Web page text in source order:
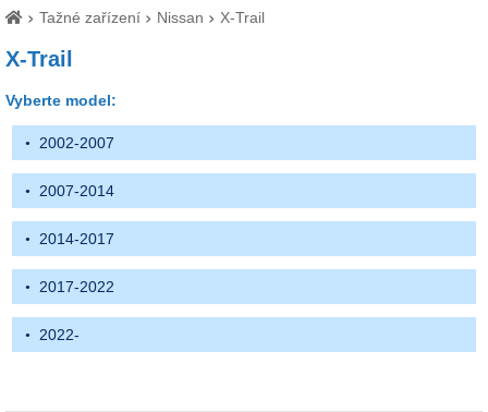
Tažné zařízení Nissan X-Trail
X-Trail
Vyberte model:
2002-2007
2007-2014
2014-2017
2017-2022
2022-